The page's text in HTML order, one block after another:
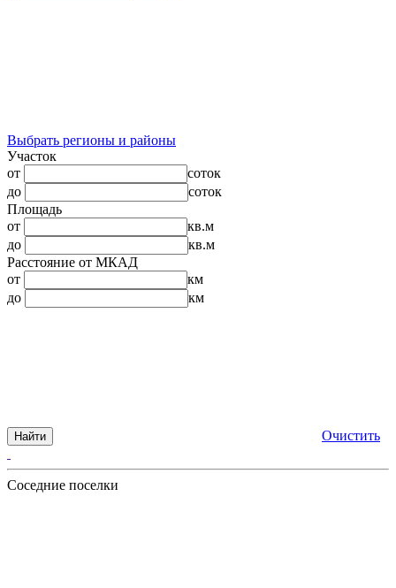
Выбрать регионы и районы
Участок
от
соток
до
соток
Площадь
от
кв.м
до
кв.м
Расстояние от МКАД
от
км
до
км
Найти Очистить
Соседние поселки